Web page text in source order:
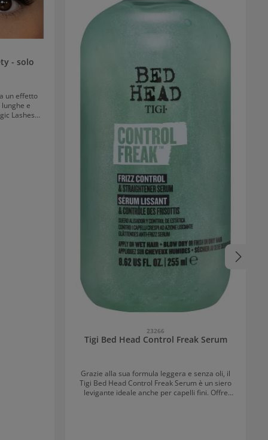
- solo
un effetto
e
Lashes
23266
Tigi Bed Head Control Freak Serum
Grazie alla sua formula leggera e senza oli, il
Tigi Bed Head Control Freak Serum è un siero
levigante ideale anche per capelli fini. Offre